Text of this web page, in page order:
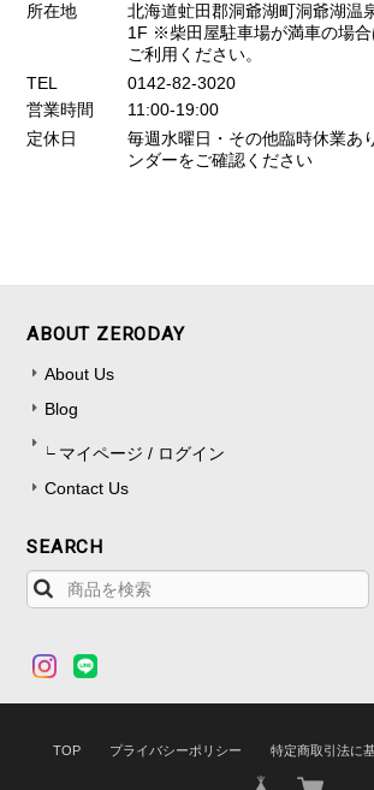
所在地
北海道虻田郡洞爺湖町洞爺湖温
1F ※柴田屋駐車場が満車の場
ご利用ください。
TEL
0142-82-3020
営業時間
11:00-19:00
定休日
毎週水曜日・その他臨時休業あ
ンダーをご確認ください
ABOUT ZERODAY
About Us
Blog
マイページ / ログイン
Contact Us
SEARCH
TOP プライバシーポリシー 特定商取引法に